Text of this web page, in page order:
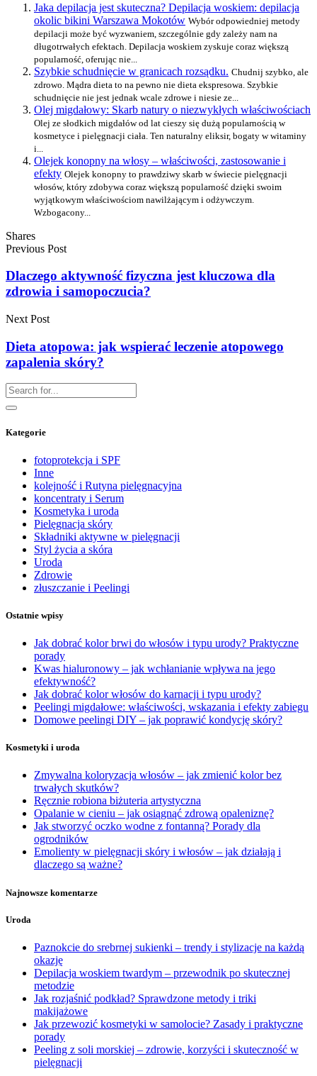
Jaka depilacja jest skuteczna? Depilacja woskiem: depilacja
okolic bikini Warszawa Mokotów Wybór odpowiedniej metody
depilacji może być wyzwaniem, szczególnie gdy zależy nam na
długotrwałych efektach. Depilacja woskiem zyskuje coraz większą
popularność, oferując nie...
Szybkie schudnięcie w granicach rozsądku. Chudnij szybko, ale
zdrowo. Mądra dieta to na pewno nie dieta ekspresowa. Szybkie
schudnięcie nie jest jednak wcale zdrowe i niesie ze...
Olej migdałowy: Skarb natury o niezwykłych właściwościach
Olej ze słodkich migdałów od lat cieszy się dużą popularnością w
kosmetyce i pielęgnacji ciała. Ten naturalny eliksir, bogaty w witaminy
i...
Olejek konopny na włosy – właściwości, zastosowanie i
efekty Olejek konopny to prawdziwy skarb w świecie pielęgnacji
włosów, który zdobywa coraz większą popularność dzięki swoim
wyjątkowym właściwościom nawilżającym i odżywczym.
Wzbogacony...
Shares
Previous Post
Dlaczego aktywność fizyczna jest kluczowa dla
zdrowia i samopoczucia?
Next Post
Dieta atopowa: jak wspierać leczenie atopowego
zapalenia skóry?
Kategorie
fotoprotekcja i SPF
Inne
kolejność i Rutyna pielęgnacyjna
koncentraty i Serum
Kosmetyka i uroda
Pielęgnacja skóry
Składniki aktywne w pielęgnacji
Styl życia a skóra
Uroda
Zdrowie
złuszczanie i Peelingi
Ostatnie wpisy
Jak dobrać kolor brwi do włosów i typu urody? Praktyczne
porady
Kwas hialuronowy – jak wchłanianie wpływa na jego
efektywność?
Jak dobrać kolor włosów do karnacji i typu urody?
Peelingi migdałowe: właściwości, wskazania i efekty zabiegu
Domowe peelingi DIY – jak poprawić kondycję skóry?
Kosmetyki i uroda
Zmywalna koloryzacja włosów – jak zmienić kolor bez
trwałych skutków?
Ręcznie robiona biżuteria artystyczna
Opalanie w cieniu – jak osiągnąć zdrową opaleniznę?
Jak stworzyć oczko wodne z fontanną? Porady dla
ogrodników
Emolienty w pielęgnacji skóry i włosów – jak działają i
dlaczego są ważne?
Najnowsze komentarze
Uroda
Paznokcie do srebrnej sukienki – trendy i stylizacje na każdą
okazję
Depilacja woskiem twardym – przewodnik po skutecznej
metodzie
Jak rozjaśnić podkład? Sprawdzone metody i triki
makijażowe
Jak przewozić kosmetyki w samolocie? Zasady i praktyczne
porady
Peeling z soli morskiej – zdrowie, korzyści i skuteczność w
pielęgnacji